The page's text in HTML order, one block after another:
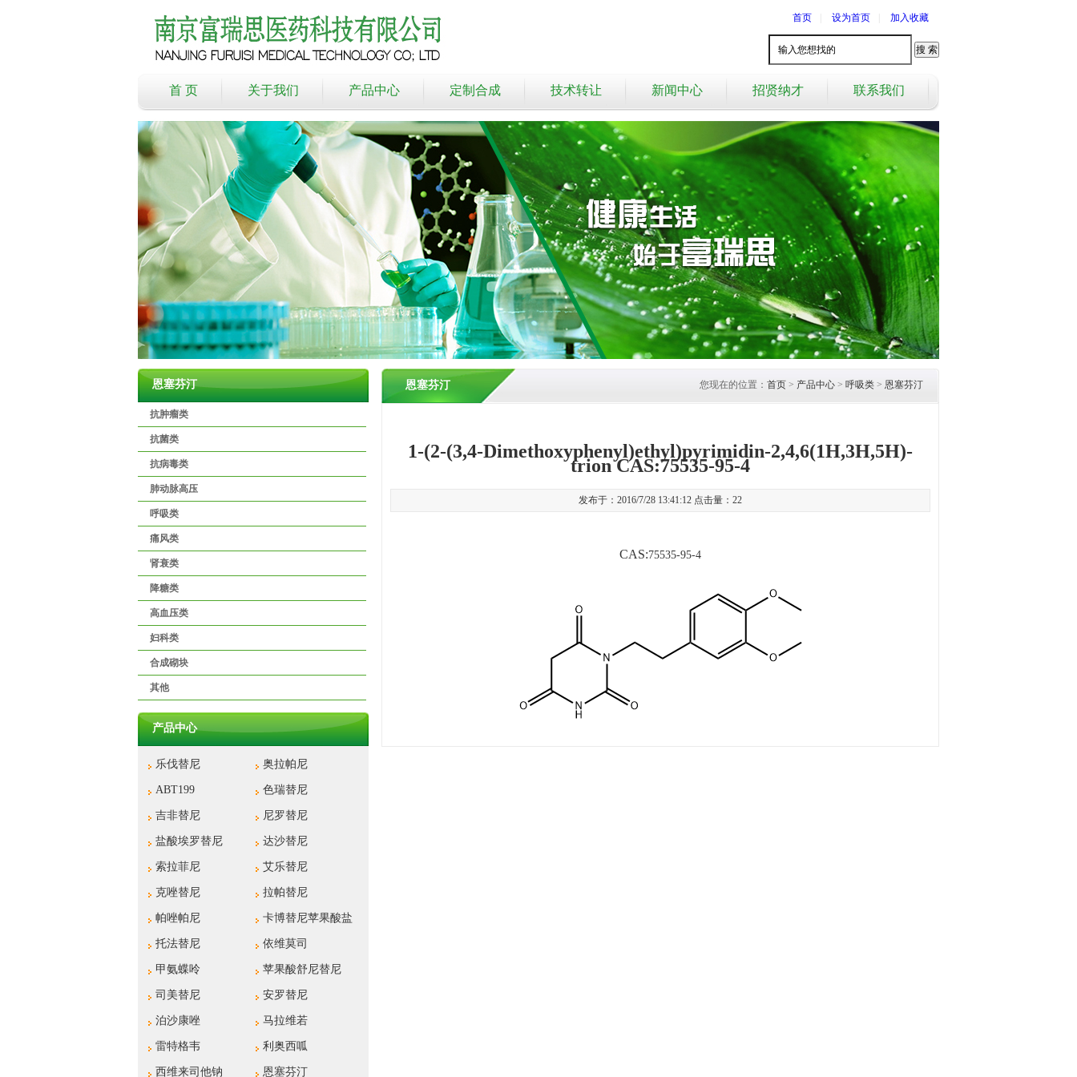
首页 设为首页 加入收藏
首 页 关于我们 产品中心 定制合成 技术转让 新闻中心 招贤纳才 联系我们
恩塞芬汀
抗肿瘤类
抗菌类
抗病毒类
肺动脉高压
呼吸类
痛风类
肾衰类
降糖类
高血压类
妇科类
合成砌块
其他
产品中心
乐伐替尼 奥拉帕尼
ABT199 色瑞替尼
吉非替尼 尼罗替尼
盐酸埃罗替尼 达沙替尼
索拉菲尼 艾乐替尼
克唑替尼 拉帕替尼
帕唑帕尼 卡博替尼苹果酸盐
托法替尼 依维莫司
甲氨蝶呤 苹果酸舒尼替尼
司美替尼 安罗替尼
泊沙康唑 马拉维若
雷特格韦 利奥西呱
西维来司他钠 恩塞芬汀
恩塞芬汀 您现在的位置： 首页 > 产品中心 > 呼吸类 > 恩塞芬汀
1-(2-(3,4-Dimethoxyphenyl)ethyl)pyrimidin-2,4,6(1H,3H,5H)-
trion CAS:75535-95-4
发布于：2016/7/28 13:41:12 点击量： 22
CAS:75535-95-4